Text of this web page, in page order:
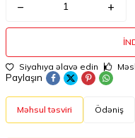
Siyahıya əlavə edin
Paylaşın
Məhsul təsviri Ödəniş